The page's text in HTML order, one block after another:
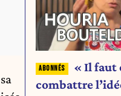
« Il faut
combattre